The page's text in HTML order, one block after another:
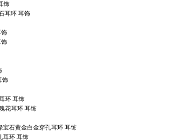
饰
耳环 耳饰
饰
环 耳饰
花耳环 耳饰
宝石黄金白金穿孔耳环 耳饰
耳环 耳饰